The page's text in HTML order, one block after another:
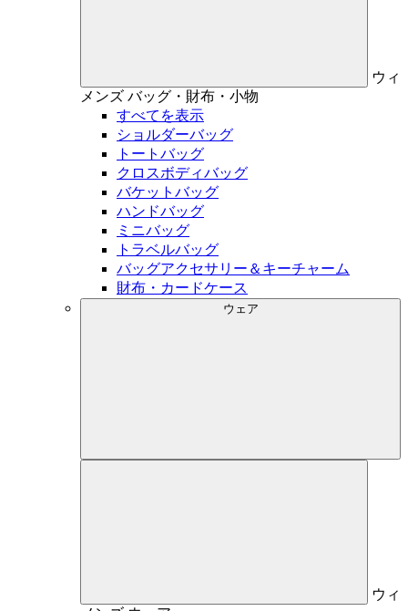
ウィ
メンズ バッグ・財布・小物
すべてを表示
ショルダーバッグ
トートバッグ
クロスボディバッグ
バケットバッグ
ハンドバッグ
ミニバッグ
トラベルバッグ
バッグアクセサリー＆キーチャーム
財布・カードケース
ウェア
ウィ